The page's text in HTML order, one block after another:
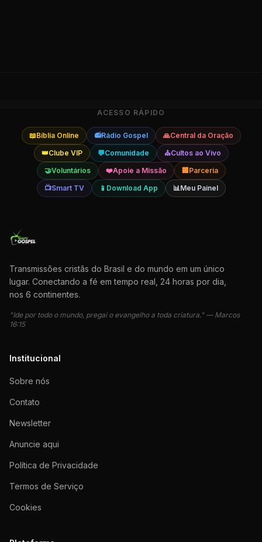
ACESSO RÁPIDO
📖Bíblia Online 📻Rádio Gospel 🙏Central da Oração
👑Clube VIP 💬Comunidade ⛪Cultos ao Vivo
🤝Voluntários ❤️Apoie a Missão 🏢 Parceria
📺Smart TV 📱 Download App 📊Meu Painel
Transmissões cristãs do Brasil e do mundo em um único
lugar. Conectando a fé em tempo real, 24 horas por dia,
nos 6 continentes.
"Ide por todo o mundo, pregai o evangelho a toda criatura." — Marcos
16:15
Institucional
Sobre nós
Contato
Newsletter
Anuncie aqui
Política de Privacidade
Termos de Serviço
Cookies